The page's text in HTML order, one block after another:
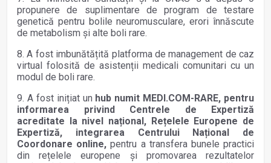
propunere de suplimentare de program de testare
genetică pentru bolile neuromusculare, erori înnăscute
de metabolism și alte boli rare.
8. A fost imbunătățită platforma de management de caz
virtual folosită de asistenții medicali comunitari cu un
modul de boli rare.
9. A fost inițiat un hub numit MEDI.COM-RARE, pentru
informarea privind Centrele de Expertiză
acreditate la nivel național, Rețelele Europene de
Expertiză, integrarea Centrului Național de
Coordonare online,pentru a transfera bunele practici
din rețelele europene și promovarea rezultatelor